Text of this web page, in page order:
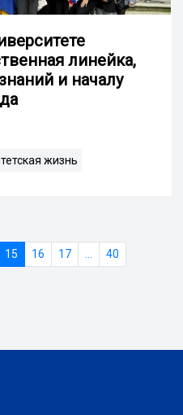
линейка,
и началу
жизнь
15 16 17 40